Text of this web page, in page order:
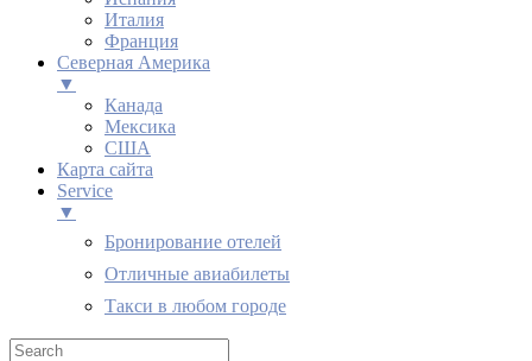
Италия
Франция
Северная Америка
▼
Канада
Мексика
США
Карта сайта
Service
▼
Бронирование отелей
Отличные авиабилеты
Такси в любом городе